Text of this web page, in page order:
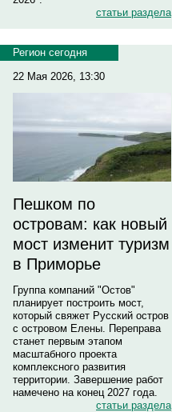
статьи раздела
Регион сегодня
22 Мая 2026, 13:30
Пешком по
островам: как новый
мост изменит туризм
в Приморье
Группа компаний "Остов"
планирует построить мост,
который свяжет Русский остров
с островом Елены. Переправа
станет первым этапом
масштабного проекта
комплексного развития
территории. Завершение работ
намечено на конец 2027 года.
статьи раздела